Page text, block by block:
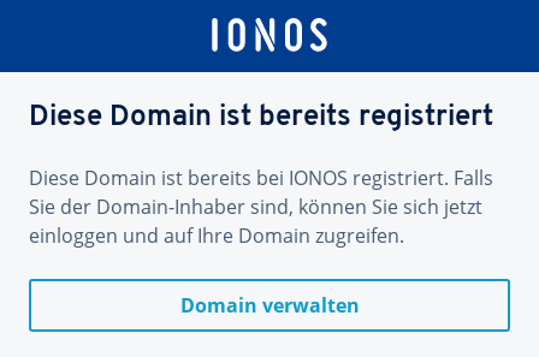
Diese Domain ist bereits registriert
Diese Domain ist bereits bei IONOS registriert. Falls
Sie der Domain-Inhaber sind, können Sie sich jetzt
einloggen und auf Ihre Domain zugreifen.
Domain verwalten